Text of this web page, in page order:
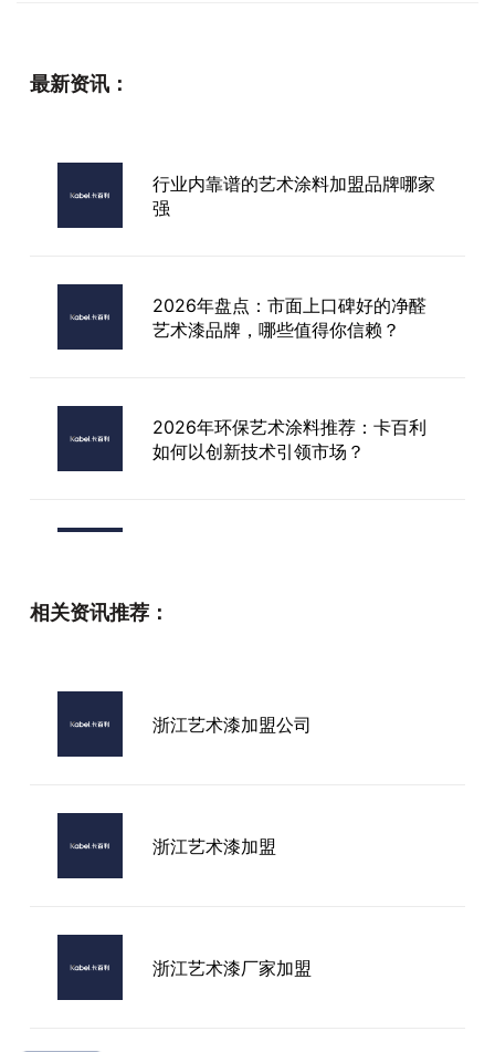
最新资讯：
行业内靠谱的艺术涂料加盟品牌哪家
强
2026年盘点：市面上口碑好的净醛
艺术漆品牌，哪些值得你信赖？
2026年环保艺术涂料推荐：卡百利
如何以创新技术引领市场？
相关资讯推荐：
浙江艺术漆加盟公司
浙江艺术漆加盟
浙江艺术漆厂家加盟